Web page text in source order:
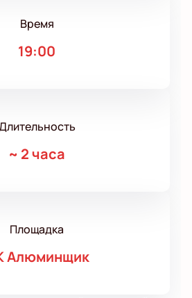
Время
19:00
~ 2 часа
Площадка
Алюминщик